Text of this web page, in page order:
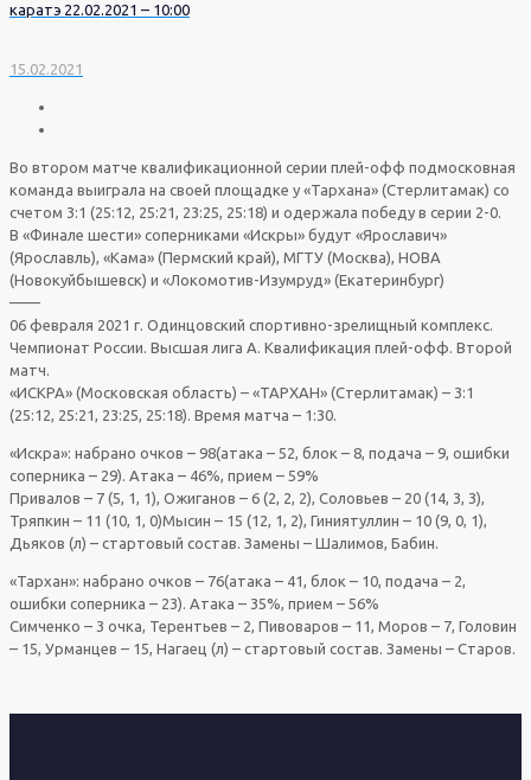
каратэ 22.02.2021 – 10:00
15.02.2021
Во втором матче квалификационной серии плей-офф подмосковная
команда выиграла на своей площадке у «Тархана» (Стерлитамак) со
счетом 3:1 (25:12, 25:21, 23:25, 25:18) и одержала победу в серии 2-0.
В «Финале шести» соперниками «Искры» будут «Ярославич»
(Ярославль), «Кама» (Пермский край), МГТУ (Москва), НОВА
(Новокуйбышевск) и «Локомотив-Изумруд» (Екатеринбург)
——
06 февраля 2021 г. Одинцовский спортивно-зрелищный комплекс.
Чемпионат России. Высшая лига А. Квалификация плей-офф. Второй
матч.
«ИСКРА» (Московская область) – «ТАРХАН» (Стерлитамак) – 3:1
(25:12, 25:21, 23:25, 25:18). Время матча – 1:30.
«Искра»: набрано очков – 98(атака – 52, блок – 8, подача – 9, ошибки
соперника – 29). Атака – 46%, прием – 59%
Привалов – 7 (5, 1, 1), Ожиганов – 6 (2, 2, 2), Соловьев – 20 (14, 3, 3),
Тряпкин – 11 (10, 1, 0)Мысин – 15 (12, 1, 2), Гиниятуллин – 10 (9, 0, 1),
Дьяков (л) – стартовый состав. Замены – Шалимов, Бабин.
«Тархан»: набрано очков – 76(атака – 41, блок – 10, подача – 2,
ошибки соперника – 23). Атака – 35%, прием – 56%
Симченко – 3 очка, Терентьев – 2, Пивоваров – 11, Моров – 7, Головин
– 15, Урманцев – 15, Нагаец (л) – стартовый состав. Замены – Старов.